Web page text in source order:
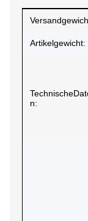
Wert
Artikelgewicht:
n: